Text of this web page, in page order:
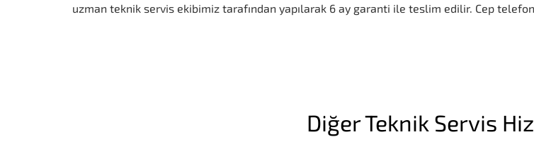
uzman teknik servis ekibimiz tarafından yapılarak 6 ay garanti ile teslim edilir. Cep
Diğer Teknik Servis